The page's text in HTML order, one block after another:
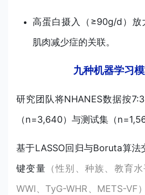
高蛋白摄入（≥90g/d）放
肌肉减少症的关联。
九种机器学习
研究团队将NHANES数据按
（n=3,640）与测试集（
基于LASSO回归与Boruta算法
键变量 （性别、种族、教育
WWI、TyG-WHR、METS-VF